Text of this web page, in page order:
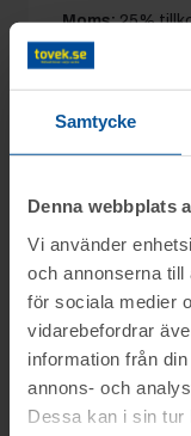
Samtycke
Denna webbplats
Vi använder
och annonserna till
för sociala medier
vidarebefordrar
information från
annons- och
Dessa kan i sin tur
Moms: 25%
Slagavgift:
På uppdrag
Lindgren
konkursboet
Co genom
med avslut
11.00.
Frågor
Olof mob.nr:
Du kan alltid
Visning
Borlänge